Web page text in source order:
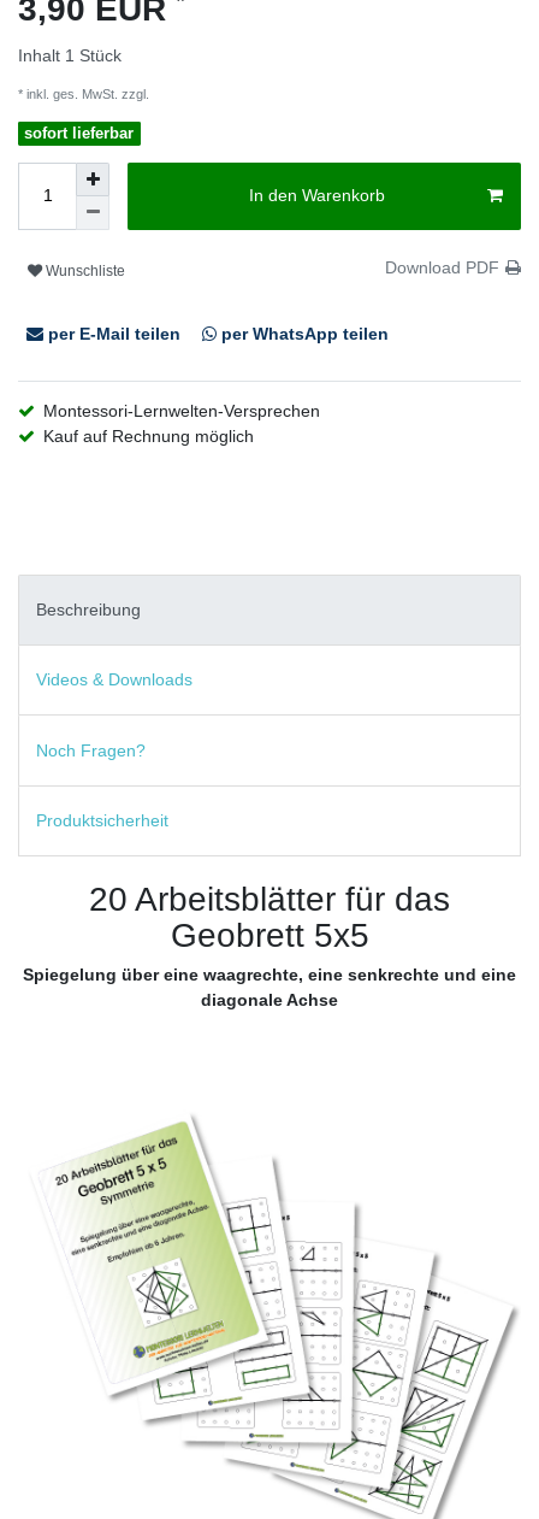
3,90 EUR
Inhalt 1 Stück
* inkl. ges. MwSt. zzgl.
sofort lieferbar
In den Warenkorb
Wunschliste Download PDF
per E-Mail teilen per WhatsApp teilen
Montessori-Lernwelten-Versprechen
Kauf auf Rechnung möglich
Beschreibung
Videos & Downloads
Noch Fragen?
Produktsicherheit
20 Arbeitsblätter für das
Geobrett 5x5
Spiegelung über eine waagrechte, eine senkrechte und eine
diagonale Achse